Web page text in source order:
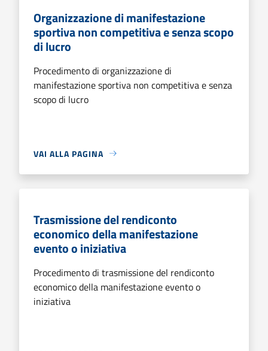
Organizzazione di manifestazione
sportiva non competitiva e senza scopo
di lucro
Procedimento di organizzazione di
manifestazione sportiva non competitiva e senza
scopo di lucro
VAI ALLA PAGINA
Trasmissione del rendiconto
economico della manifestazione
evento o iniziativa
Procedimento di trasmissione del rendiconto
economico della manifestazione evento o
iniziativa